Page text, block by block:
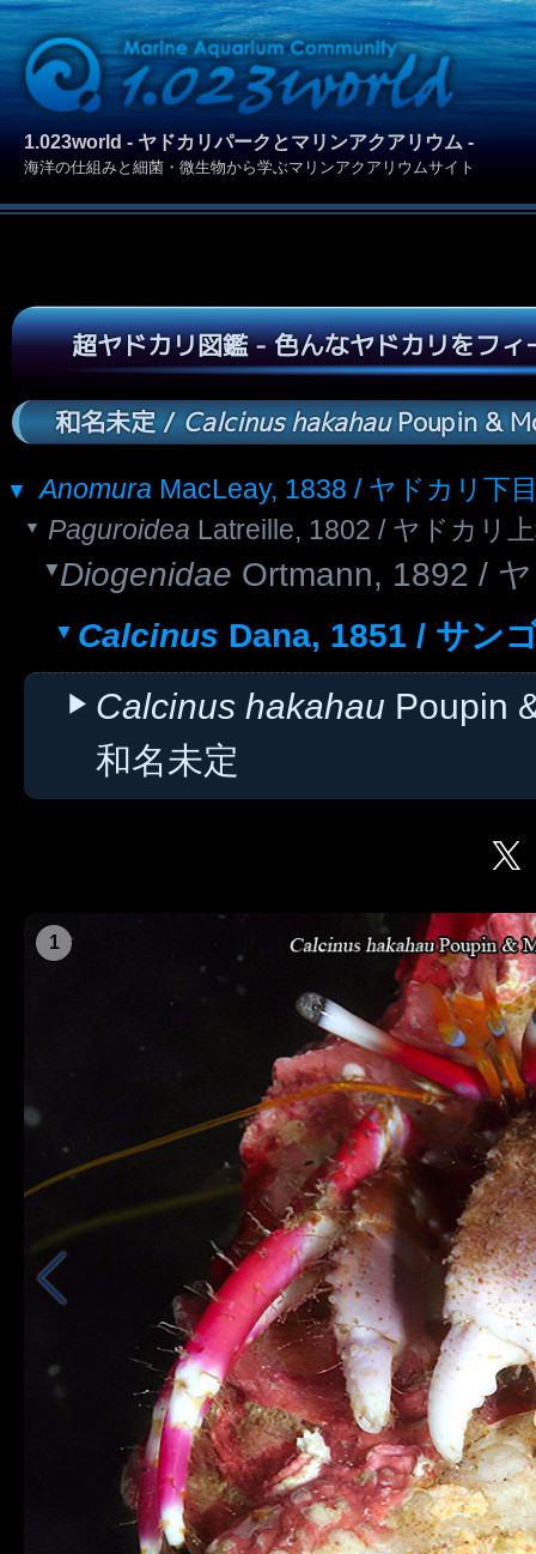
1.023world - ヤドカリパークとマリンアクアリウム -
海洋の仕組みと細菌・微生物から学ぶマリンアクアリウムサイト
超ヤドカリ図鑑 - 色んなヤドカリをフ
和名未定 /Calcinus hakahauPoupin &
Anomura MacLeay, 1838 / ヤドカリ下
Paguroidea Latreille, 1802 / ヤドカリ
Diogenidae Ortmann, 1892 /
Calcinus Dana, 1851 / サン
Calcinus hakahau Poupin
和名未定
1